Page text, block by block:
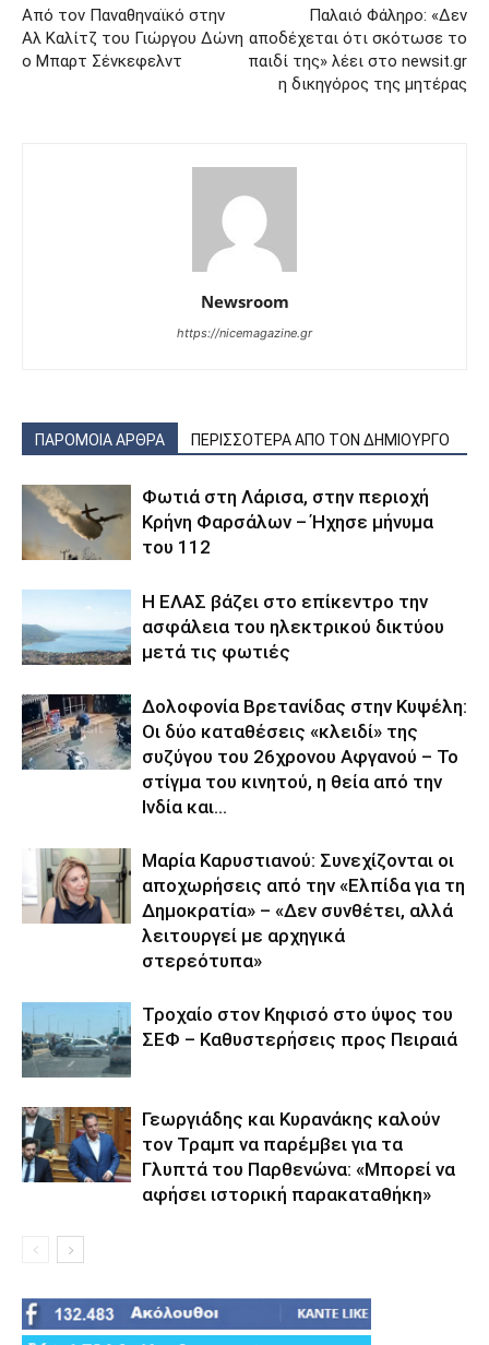
Από τον Παναθηναϊκό στην
Αλ Καλίτζ του Γιώργου Δώνη
ο Μπαρτ Σένκεφελντ
Παλαιό Φάληρο: «Δεν
αποδέχεται ότι σκότωσε το
παιδί της» λέει στο newsit.gr
η δικηγόρος της μητέρας
Newsroom
https://nicemagazine.gr
ΠΑΡΟΜΟΙΑ ΑΡΘΡΑ ΠΕΡΙΣΣΟΤΕΡΑ ΑΠΟ ΤΟΝ ΔΗΜΙΟΥΡΓΟ
Φωτιά στη Λάρισα, στην περιοχή
Κρήνη Φαρσάλων – Ήχησε μήνυμα
του 112
Η ΕΛΑΣ βάζει στο επίκεντρο την
ασφάλεια του ηλεκτρικού δικτύου
μετά τις φωτιές
Δολοφονία Βρετανίδας στην Κυψέλη:
Οι δύο καταθέσεις «κλειδί» της
συζύγου του 26χρονου Αφγανού – Το
στίγμα του κινητού, η θεία από την
Ινδία και...
Μαρία Καρυστιανού: Συνεχίζονται οι
αποχωρήσεις από την «Ελπίδα για τη
Δημοκρατία» – «Δεν συνθέτει, αλλά
λειτουργεί με αρχηγικά
στερεότυπα»
Τροχαίο στον Κηφισό στο ύψος του
ΣΕΦ – Καθυστερήσεις προς Πειραιά
Γεωργιάδης και Κυρανάκης καλούν
τον Τραμπ να παρέμβει για τα
Γλυπτά του Παρθενώνα: «Μπορεί να
αφήσει ιστορική παρακαταθήκη»